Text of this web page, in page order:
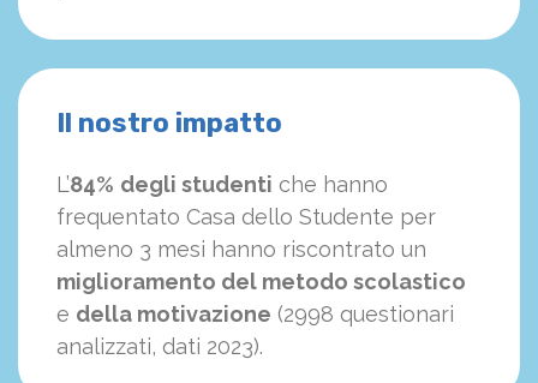
Il nostro impatto
L’84% degli studenti che hanno
frequentato Casa dello Studente per
almeno 3 mesi hanno riscontrato un
miglioramento del metodo scolastico
e della motivazione (2998 questionari
analizzati, dati 2023).